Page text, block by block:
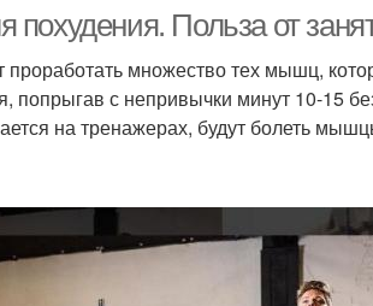
похудения. Польза от
проработать множество тех мышц,
попрыгав с непривычки минут 10-15
на тренажерах, будут болеть